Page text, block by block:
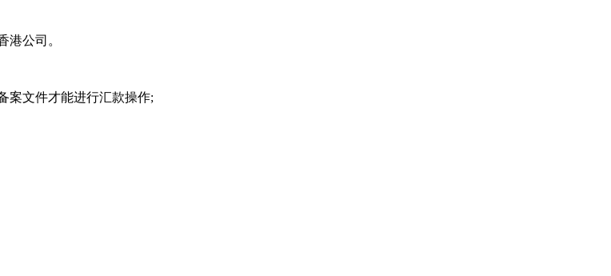
公司。
文件才能进行汇款操作;